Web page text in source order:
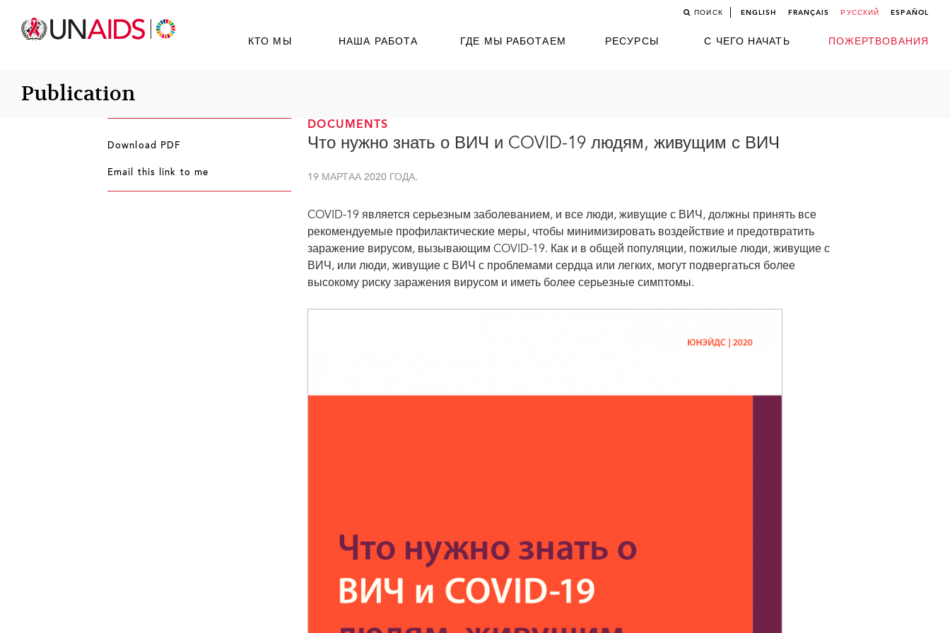
ПОИСК ENGLISH FRANÇAIS РУССКИЙ ESPAÑOL
КТО МЫ НАША РАБОТА ГДЕ МЫ РАБОТАЕМ РЕСУРСЫ С ЧЕГО НАЧАТЬ ПОЖЕРТВОВАНИЯ
Publication
DOCUMENTS
Что нужно знать о ВИЧ и COVID-19 людям, живущим с ВИЧ
19 МАРТАА 2020 ГОДА.
COVID-19 является серьезным заболеванием, и все люди, живущие с ВИЧ, должны принять все
рекомендуемые профилактические меры, чтобы минимизировать воздействие и предотвратить
заражение вирусом, вызывающим COVID-19. Как и в общей популяции, пожилые люди, живущие с
ВИЧ, или люди, живущие с ВИЧ с проблемами сердца или легких, могут подвергаться более
высокому риску заражения вирусом и иметь более серьезные симптомы.
Download PDF
Email this link to me